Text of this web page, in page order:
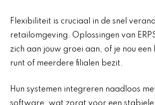
Flexibiliteit is cruciaal in de snel
retailomgeving. Oplossingen van
zich aan jouw groei aan, of je nou een
runt of meerdere filialen bezit.
Hun systemen integreren naadloos